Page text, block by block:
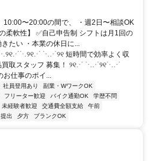
10:00〜20:00の間で、 ・週2日〜相談OK
柔軟性】 ✅自己申告制 シフトは月1回の
たい ・本業の休日に...
⋱⋰୨୧ 短時間で効率よく収
買取スタッフ 募集！ ୨୧⋰ ⋱⋰୨୧⋱⋰
仕事のポイ...
社員登用あり
副業・WワークOK
フリーター歓迎 バイク通勤OK
学歴不問
未経験者歓迎 交通費全額支給
午前
出 夕方 ブランクOK